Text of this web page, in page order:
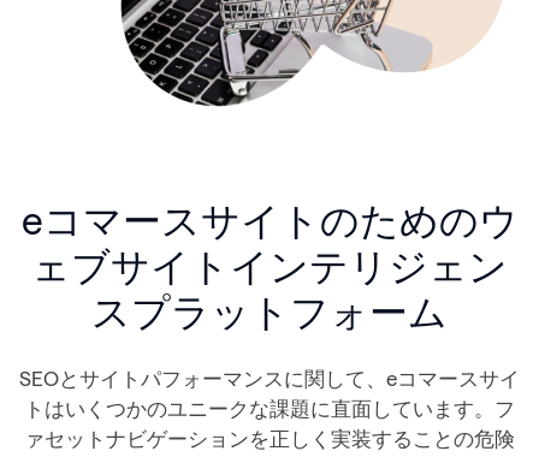
eコマースサイトのためのウ
ェブサイトインテリジェン
スプラットフォーム
SEOとサイトパフォーマンスに関して、eコマースサイ
トはいくつかのユニークな課題に直面しています。フ
ァセットナビゲーションを正しく実装することの危険